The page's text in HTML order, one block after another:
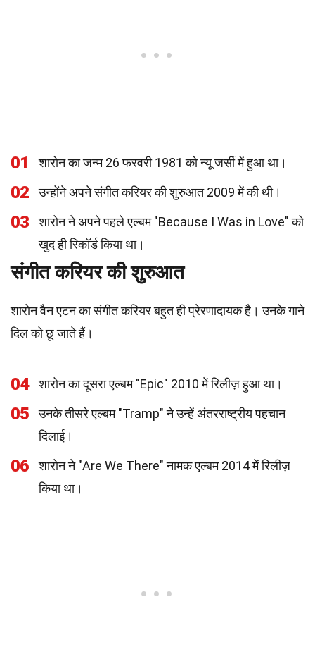
01 शारोन का जन्म 26 फरवरी 1981 को न्यू जर्सी में हुआ था।
02 उन्होंने अपने संगीत करियर की शुरुआत 2009 में की थी।
03
शारोन ने अपने पहले एल्बम "Because I Was in Love" को
खुद ही रिकॉर्ड किया था।
संगीत करियर की शुरुआत
शारोन वैन एटन का संगीत करियर बहुत ही प्रेरणादायक है। उनके गाने
दिल को छू जाते हैं।
04 शारोन का दूसरा एल्बम "Epic" 2010 में रिलीज़ हुआ था।
05
उनके तीसरे एल्बम "Tramp" ने उन्हें अंतरराष्ट्रीय पहचान
दिलाई।
06
शारोन ने "Are We There" नामक एल्बम 2014 में रिलीज़
किया था।